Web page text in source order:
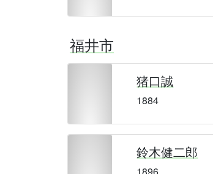
福井市
猪口誠
1884
鈴木健二郎